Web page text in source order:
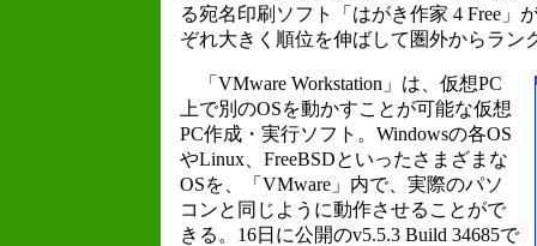
る宛名印刷ソフト「はがき作家 4 Free」
ぞれ大きく順位を伸ばして圏外からラン
「VMware Workstation」は、仮想PC
上で別のOSを動かすことが可能な仮想
PC作成・実行ソフト。Windowsの各OS
やLinux、FreeBSDといったさまざまな
OSを、「VMware」内で、実際のパソ
コンと同じように動作させることがで
きる。16日に公開のv5.5.3 Build 34685で